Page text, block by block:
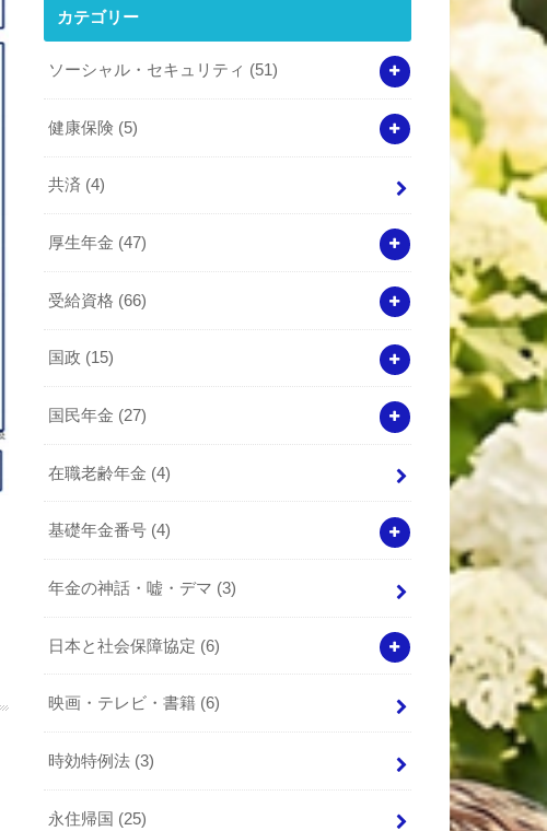
カテゴリー
ソーシャル・セキュリティ (51)
健康保険 (5)
共済 (4)
厚生年金 (47)
受給資格 (66)
国政 (15)
国民年金 (27)
在職老齢年金 (4)
基礎年金番号 (4)
年金の神話・嘘・デマ (3)
日本と社会保障協定 (6)
映画・テレビ・書籍 (6)
時効特例法 (3)
永住帰国 (25)